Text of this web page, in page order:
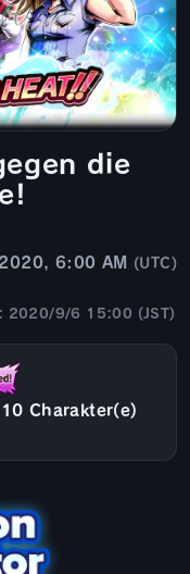
die
6:00 AM (UTC)
2020/9/6 15:00 (JST)
Charakter(e)